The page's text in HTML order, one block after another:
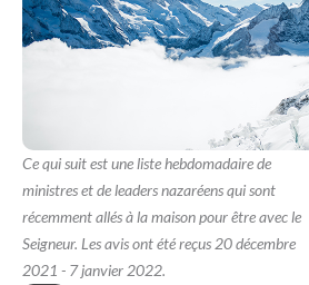
Ce qui suit est une liste hebdomadaire de
ministres et de leaders nazaréens qui sont
récemment allés à la maison pour être avec le
Seigneur. Les avis ont été reçus 20 décembre
2021 - 7 janvier 2022.